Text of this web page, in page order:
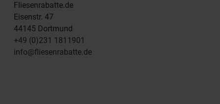
Fliesenrabatte.de
Eisenstr. 47
44145 Dortmund
+49 (0)231 1811901
info@fliesenrabatte.de